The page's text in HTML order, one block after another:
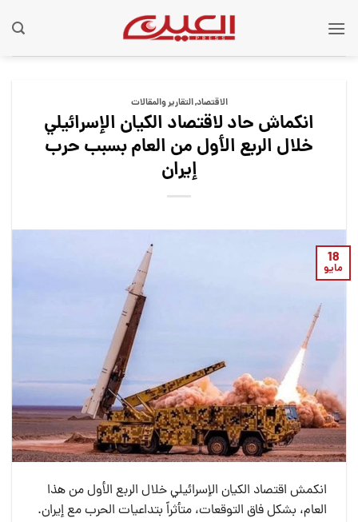
الاقتصاد,التقارير والمقالات
انكماش حاد لاقتصاد الكيان الإسرائيلي
خلال الربع الأول من العام بسبب حرب
إيران
18
مايو
انكمش اقتصاد الكيان الإسرائيلي خلال الربع الأول من هذا
العام، بشكل فاق التوقعات، متأثراً بتداعيات الحرب مع إيران.